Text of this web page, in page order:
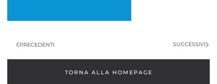
PRECEDENTI SUCCESSIVI
TORNA ALLA HOMEPAGE